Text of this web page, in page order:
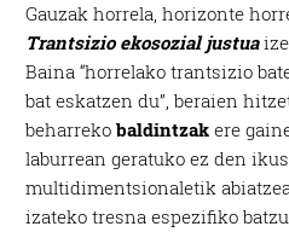
Gauzak horrela, horizonte
Trantsizio ekosozial justua
Baina “horrelako trantsizio
bat eskatzen du”, beraien
beharrekobaldintzak ere
laburrean geratuko ez den
multidimentsionaletik
izateko tresna espezifiko